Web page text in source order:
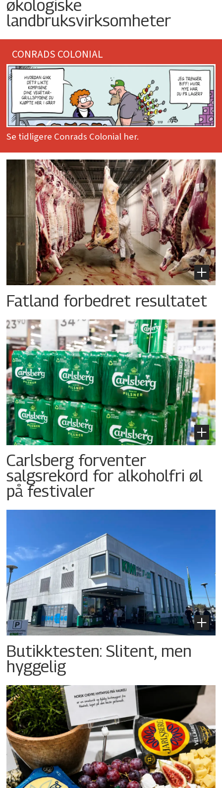
økologiske
landbruksvirksomheter
CONRADS COLONIAL
Se tidligere Conrads Colonial her.
Fatland forbedret resultatet
Carlsberg forventer
salgsrekord for alkoholfri øl
på festivaler
Butikktesten: Slitent, men
hyggelig